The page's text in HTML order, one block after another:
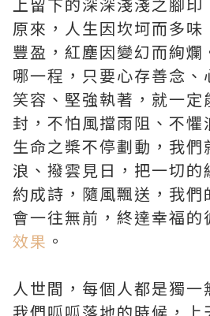
原來，人生因坎坷而多味
豐盈，紅塵因變幻而絢爛
哪一程，只要心存善念、
笑容、堅強執著，就一定
封，不怕風擋雨阻、不懼
生命之槳不停劃動，我們
浪、撥雲見日，把一切的
約成詩，隨風飄送，我們
會一往無前，終達幸福的
效果 。
人世間，每個人都是獨一